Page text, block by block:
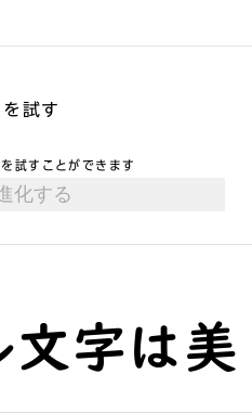
試す
試すことができます
文字は